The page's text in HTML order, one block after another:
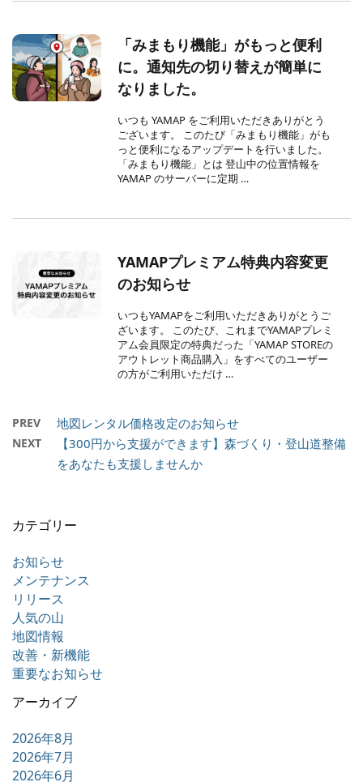
「みまもり機能」がもっと便利
に。通知先の切り替えが簡単に
なりました。
いつも YAMAP をご利用いただきありがとう
ございます。 このたび「みまもり機能」がも
っと便利になるアップデートを行いました。
「みまもり機能」とは 登山中の位置情報を
YAMAP のサーバーに定期 …
YAMAPプレミアム特典内容変更
のお知らせ
いつもYAMAPをご利用いただきありがとうご
ざいます。 このたび、これまでYAMAPプレミ
アム会員限定の特典だった「YAMAP STOREの
アウトレット商品購入」をすべてのユーザー
の方がご利用いただけ …
PREV 地図レンタル価格改定のお知らせ
NEXT
【300円から支援ができます】森づくり・登山道整備
をあなたも支援しませんか
カテゴリー
お知らせ
メンテナンス
リリース
人気の山
地図情報
改善・新機能
重要なお知らせ
アーカイブ
2026年8月
2026年7月
2026年6月